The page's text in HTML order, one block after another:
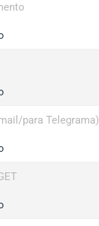
para Telegrama)